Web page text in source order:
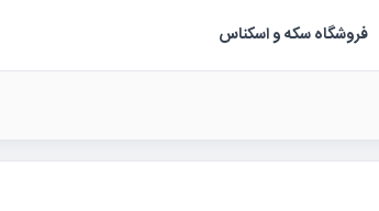
فروشگاه سکه و اسکناس